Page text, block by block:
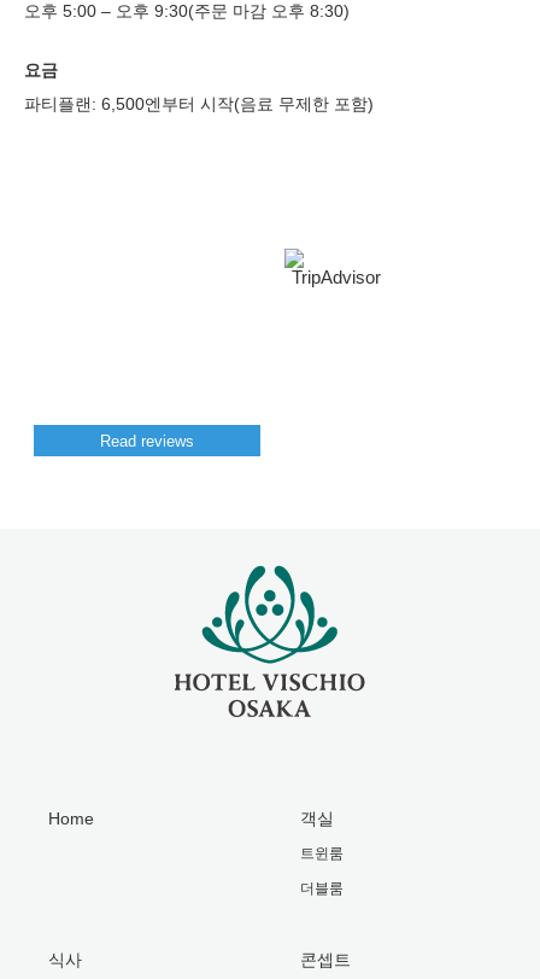
오후 5:00 – 오후 9:30(주문 마감 오후 8:30)
요금
파티플랜: 6,500엔부터 시작(음료 무제한 포함)
Read reviews
Home 객실
트윈룸
더블룸
식사 콘셉트